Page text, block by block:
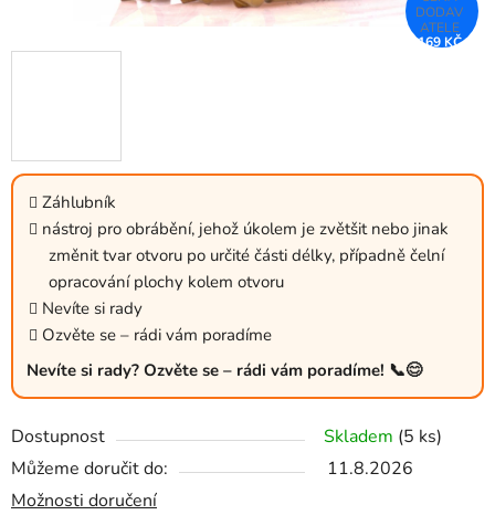
Záhlubník
nástroj pro obrábění, jehož úkolem je zvětšit nebo jinak
změnit tvar otvoru po určité části délky, případně čelní
opracování plochy kolem otvoru
Nevíte si rady
Ozvěte se – rádi vám poradíme
Nevíte si rady? Ozvěte se – rádi vám poradíme! 📞😊
Dostupnost Skladem (5 ks)
Můžeme doručit do:
11.8.2026
Možnosti doručení
169 KČ